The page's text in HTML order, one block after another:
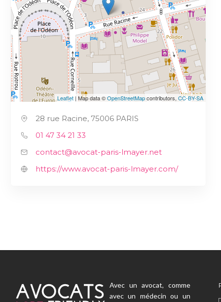
Leaflet | Map data ©OpenStreetMapcontributors,CC-BY-SA
28 rue Racine, 75006 PARIS
01 47 34 21 33
contact@avocat-paris-lmayer.net
https://www.avocat-paris-lmayer.com/
Avec un avocat, comme
avec un médecin ou un